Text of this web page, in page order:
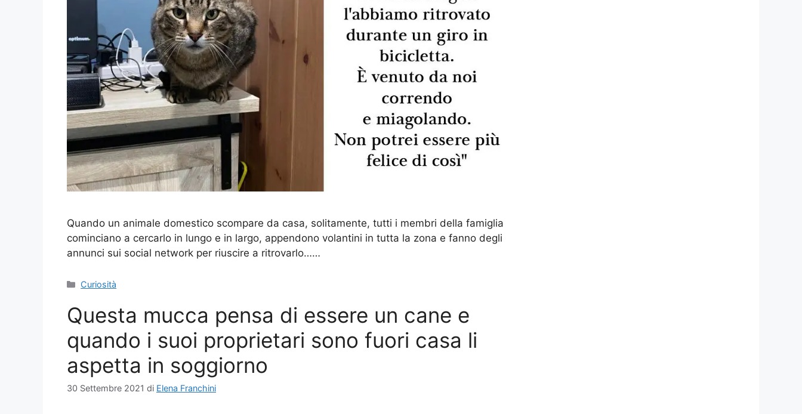
Quando un animale domestico scompare da casa, solitamente, tutti i membri della famiglia
cominciano a cercarlo in lungo e in largo, appendono volantini in tutta la zona e fanno degli
annunci sui social network per riuscire a ritrovarlo……
Categorie
Curiosità
Questa mucca pensa di essere un cane e
quando i suoi proprietari sono fuori casa li
aspetta in soggiorno
30 Settembre 2021 di Elena Franchini